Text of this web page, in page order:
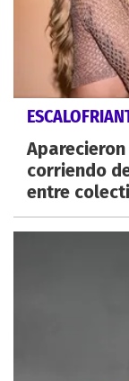
corriendo
entre